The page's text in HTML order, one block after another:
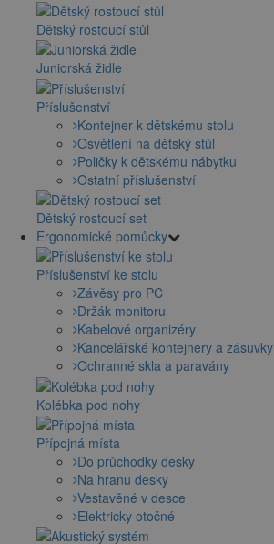
Dětský rostoucí stůl
Juniorská židle
Příslušenství
Kontejner k dětskému stolu
Osvětlení na dětský stůl
Poličky k dětskému nábytku
Ostatní příslušenství
Dětský rostoucí set
Ergonomické pomůcky
Příslušenství ke stolu
Závěsy pro PC
Držák monitoru
Kabelové organizéry
Kancelářské kontejnery a zásuvky
Ochranné skla a paravány
Kolébka pod nohy
Přípojná místa
Do průchodky desky
Na hranu desky
Vestavěné v desce
Elektricky otočné